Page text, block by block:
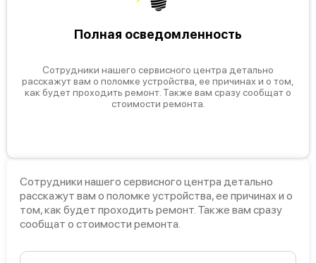
Полная осведомленность
Сотрудники нашего сервисного центра детально
расскажут вам о поломке устройства, ее причинах и о том,
как будет проходить ремонт. Также вам сразу сообщат о
стоимости ремонта.
Сотрудники нашего сервисного центра детально
расскажут вам о поломке устройства, ее причинах и о
том, как будет проходить ремонт. Также вам сразу
сообщат о стоимости ремонта.